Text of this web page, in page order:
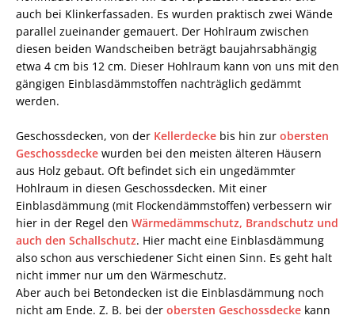
auch bei Klinkerfassaden. Es wurden praktisch zwei Wände
parallel zueinander gemauert. Der Hohlraum zwischen
diesen beiden Wandscheiben beträgt baujahrsabhängig
etwa 4 cm bis 12 cm. Dieser Hohlraum kann von uns mit den
gängigen Einblasdämmstoffen nachträglich gedämmt
werden.
Geschossdecken, von der Kellerdecke bis hin zur obersten
Geschossdecke wurden bei den meisten älteren Häusern
aus Holz gebaut. Oft befindet sich ein ungedämmter
Hohlraum in diesen Geschossdecken. Mit einer
Einblasdämmung (mit Flockendämmstoffen) verbessern wir
hier in der Regel den Wärmedämmschutz, Brandschutz und
auch den Schallschutz. Hier macht eine Einblasdämmung
also schon aus verschiedener Sicht einen Sinn. Es geht halt
nicht immer nur um den Wärmeschutz.
Aber auch bei Betondecken ist die Einblasdämmung noch
nicht am Ende. Z. B. bei der obersten Geschossdecke kann